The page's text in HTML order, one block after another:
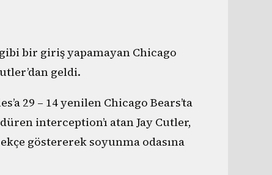
bir giriş yapamayan Chicago
geldi.
29 – 14 yenilen Chicago Bears’ta
interception’ı atan Jay Cutler,
göstererek soyunma odasına